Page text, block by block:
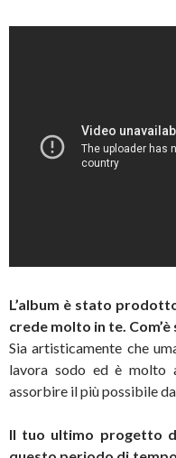
L’album è stato
crede molto in te.
Sia artisticamente che
lavora sodo ed è molto
assorbire il più possibile da
Il tuo ultimo progetto